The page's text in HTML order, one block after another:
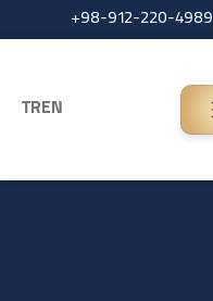
+98-912-220-4989
EN
TR